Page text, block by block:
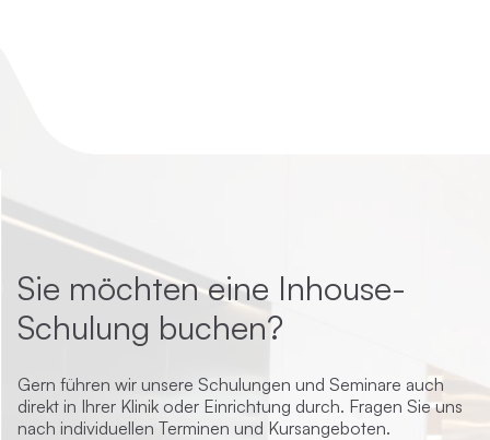
Sie möchten eine Inhouse-
Schulung buchen?
Gern führen wir unsere Schulungen und Seminare auch
direkt in Ihrer Klinik oder Einrichtung durch. Fragen Sie uns
nach individuellen Terminen und Kursangeboten.